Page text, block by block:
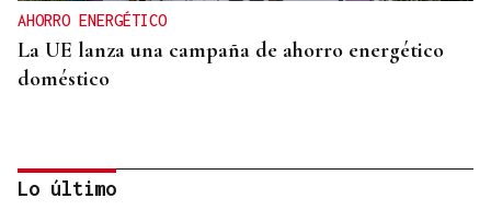
AHORRO ENERGÉTICO
La UE lanza una campaña de ahorro energético
doméstico
Lo último